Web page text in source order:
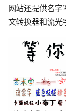
网站还提供名字
文转换器和流光